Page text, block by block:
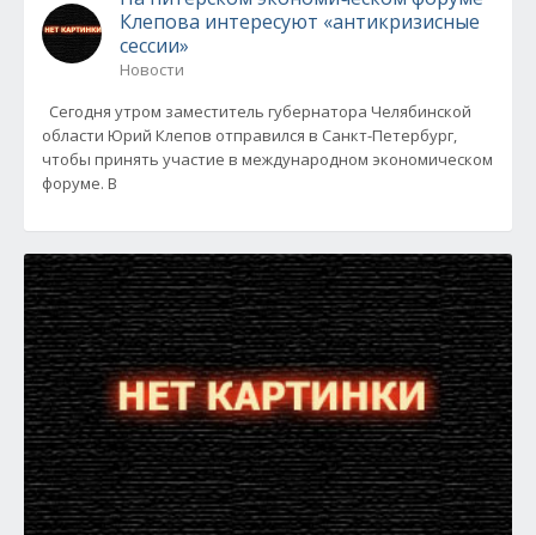
Клепова интересуют «антикризисные
сессии»
Новости
Сегодня утром заместитель губернатора Челябинской
области Юрий Клепов отправился в Санкт-Петербург,
чтобы принять участие в международном экономическом
форуме. В